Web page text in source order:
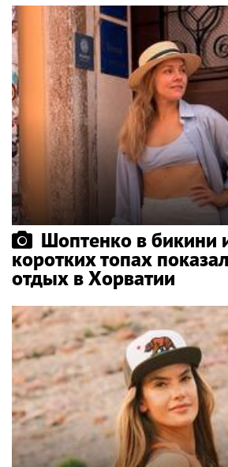
Шоптенко в бикини
коротких топах
отдых в Хорватии